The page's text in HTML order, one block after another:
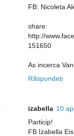
FB: Nicoleta
share:
http://
151650
As incerca
Răspundeți
izabella 10
Particip!
FB Izabella